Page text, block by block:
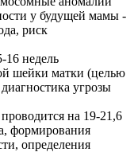
у будущей мамы -
риск
16 недель
шейки матки (целью
угрозы
на 19-21,6
формирования
определения